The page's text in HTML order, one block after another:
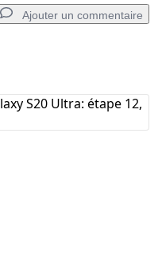
Ajouter un commentaire